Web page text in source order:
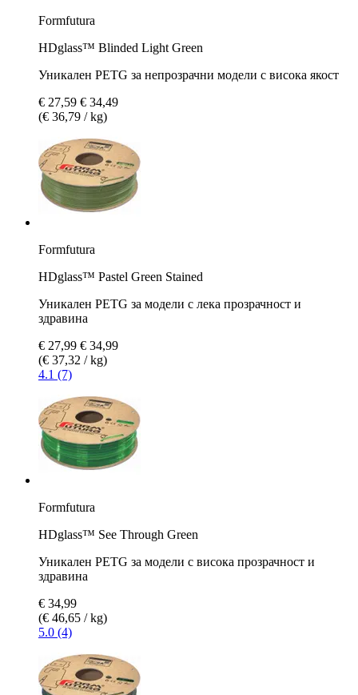
Formfutura
HDglass™ Blinded Light Green
Уникален PETG за непрозрачни модели с висока якост
€ 27,59 € 34,49
(€ 36,79 / kg)
Formfutura
HDglass™ Pastel Green Stained
Уникален PETG за модели с лека прозрачност и
здравина
€ 27,99 € 34,99
(€ 37,32 / kg)
4.1 (7)
Formfutura
HDglass™ See Through Green
Уникален PETG за модели с висока прозрачност и
здравина
€ 34,99
(€ 46,65 / kg)
5.0 (4)